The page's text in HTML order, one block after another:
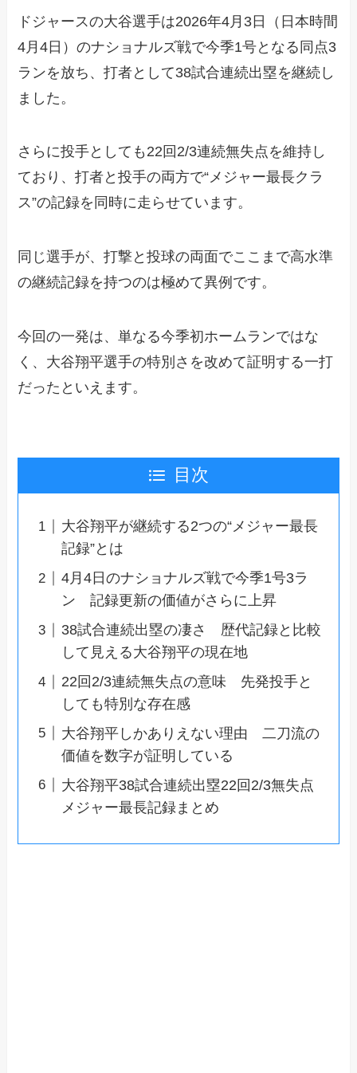
ドジャースの大谷選手は2026年4月3日（日本時間
4月4日）のナショナルズ戦で今季1号となる同点3
ランを放ち、打者として38試合連続出塁を継続し
ました。
さらに投手としても22回2/3連続無失点を維持し
ており、打者と投手の両方で“メジャー最長クラ
ス”の記録を同時に走らせています。
同じ選手が、打撃と投球の両面でここまで高水準
の継続記録を持つのは極めて異例です。
今回の一発は、単なる今季初ホームランではな
く、大谷翔平選手の特別さを改めて証明する一打
だったといえます。
目次
大谷翔平が継続する2つの“メジャー最長
記録”とは
4月4日のナショナルズ戦で今季1号3ラ
ン 記録更新の価値がさらに上昇
38試合連続出塁の凄さ 歴代記録と比較
して見える大谷翔平の現在地
22回2/3連続無失点の意味 先発投手と
しても特別な存在感
大谷翔平しかありえない理由 二刀流の
価値を数字が証明している
大谷翔平38試合連続出塁22回2/3無失点
メジャー最長記録まとめ